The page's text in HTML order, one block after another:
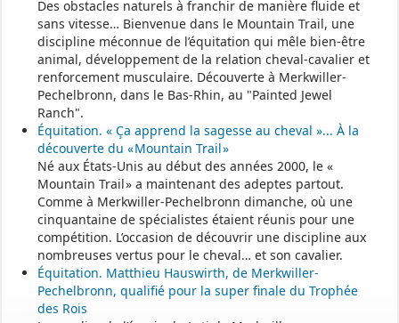
Permanence mairie
Le secrétariat est fermé le samedi matin.
Une permanence est assurée par le maire, sur rendez-vous.
Des obstacles naturels à franchir de manière fluide et
sans vitesse… Bienvenue dans le Mountain Trail, une
discipline méconnue de l’équitation qui mêle bien-être
animal, développement de la relation cheval-cavalier et
renforcement musculaire. Découverte à Merkwiller-
Pechelbronn, dans le Bas-Rhin, au "Painted Jewel
Ranch".
Équitation. « Ça apprend la sagesse au cheval »... À la
découverte du « Mountain Trail »
Né aux États-Unis au début des années 2000, le «
Mountain Trail » a maintenant des adeptes partout.
Comme à Merkwiller-Pechelbronn dimanche, où une
cinquantaine de spécialistes étaient réunis pour une
compétition. L’occasion de découvrir une discipline aux
nombreuses vertus pour le cheval… et son cavalier.
Équitation. Matthieu Hauswirth, de Merkwiller-
Pechelbronn, qualifié pour la super finale du Trophée
des Rois